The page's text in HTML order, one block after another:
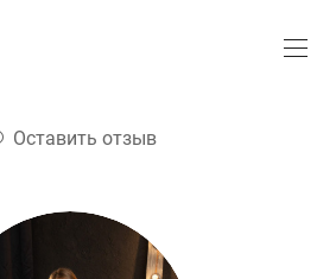
Оставить отзыв